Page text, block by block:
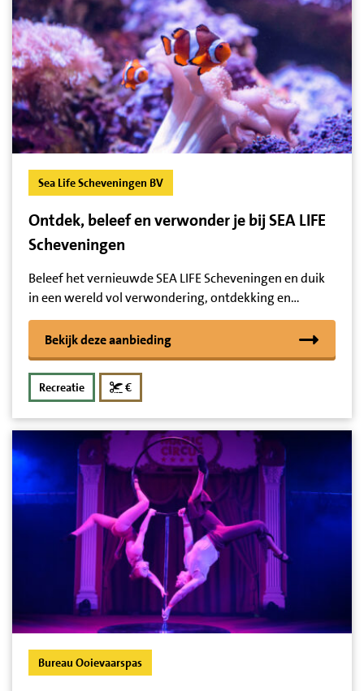
Sea Life Scheveningen BV
Ontdek, beleef en verwonder je bij SEA LIFE
Scheveningen
Beleef het vernieuwde SEA LIFE Scheveningen en duik
in een wereld vol verwondering, ontdekking en…
Bekijk deze aanbieding
Recreatie €korting
Bureau Ooievaarspas